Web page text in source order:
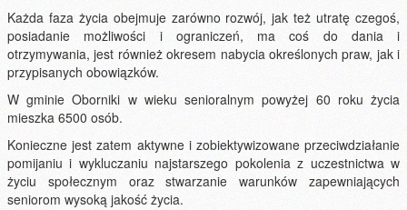
Każda faza życia obejmuje zarówno rozwój, jak też utratę czegoś,
posiadanie możliwości i ograniczeń, ma coś do dania i
otrzymywania, jest również okresem nabycia określonych praw, jak i
przypisanych obowiązków.
W gminie Oborniki w wieku senioralnym powyżej 60 roku życia
mieszka 6500 osób.
Konieczne jest zatem aktywne i zobiektywizowane przeciwdziałanie
pomijaniu i wykluczaniu najstarszego pokolenia z uczestnictwa w
życiu społecznym oraz stwarzanie warunków zapewniających
seniorom wysoką jakość życia.